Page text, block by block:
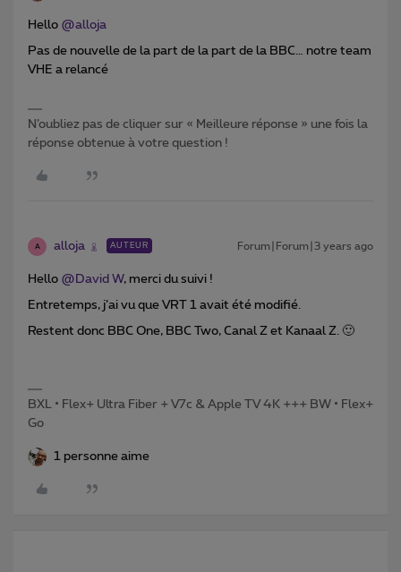
Hello @alloja
Pas de nouvelle de la part de la part de la BBC… notre team
VHE a relancé
N’oubliez pas de cliquer sur « Meilleure réponse » une fois la
réponse obtenue à votre question !
A alloja AUTEUR Forum|Forum|3 years ago
Hello @David W, merci du suivi !
Entretemps, j’ai vu que VRT 1 avait été modifié.
Restent donc BBC One, BBC Two, Canal Z et Kanaal Z. 🙂
BXL • Flex+ Ultra Fiber + V7c & Apple TV 4K +++ BW • Flex+
Go
1 personne aime